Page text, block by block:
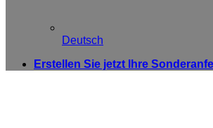
Deutsch
Erstellen Sie jetzt Ihre